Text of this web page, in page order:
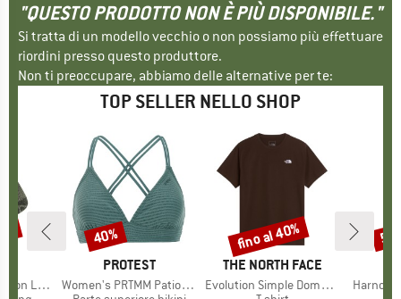
"QUESTO PRODOTTO NON È PIÙ DISPONIBILE."
Si tratta di un modello vecchio o non possiamo più effettuare
riordini presso questo produttore.
Non ti preoccupare, abbiamo delle alternative per te:
TOP SELLER NELLO SHOP
Socks
MARCHIO
PROTEST
Articolo
Women's PRTMM Patio Triangle
Sconto
40%
MARCHIO
THE NORTH FACE
Articolo
Evolution Simple Dome Short Sleeve
Sconto
fino al 40%
Articolo